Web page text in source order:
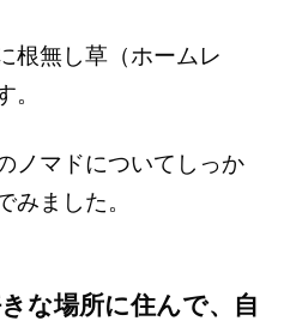
根無し草（ホームレ
。
ノマドについてしっか
みました。
な場所に住んで、自